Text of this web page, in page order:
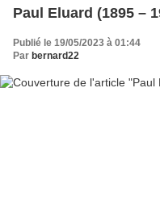
Paul Eluard (1895 –
Publié le 19/05/2023 à 01:44
Par bernard22